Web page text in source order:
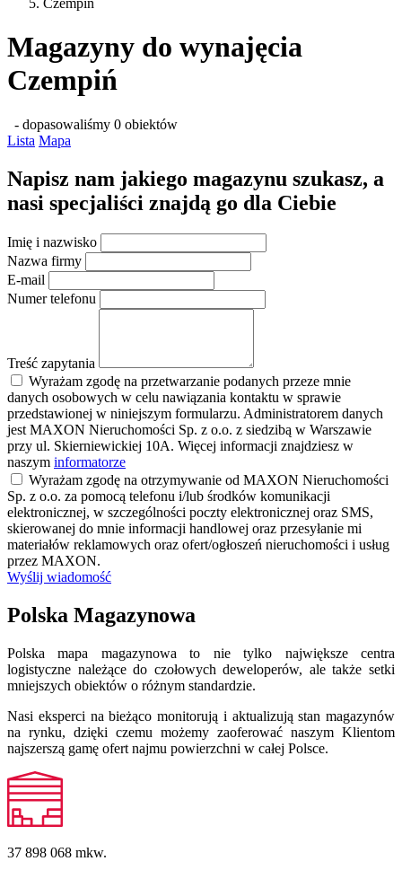
Czempiń
Magazyny do wynajęcia
Czempiń
- dopasowaliśmy 0 obiektów
Lista Mapa
Napisz nam jakiego magazynu szukasz, a
nasi specjaliści znajdą go dla Ciebie
Imię i nazwisko
Nazwa firmy
E-mail
Numer telefonu
Treść zapytania
Wyrażam zgodę na przetwarzanie podanych przeze mnie
danych osobowych w celu nawiązania kontaktu w sprawie
przedstawionej w niniejszym formularzu. Administratorem danych
jest MAXON Nieruchomości Sp. z o.o. z siedzibą w Warszawie
przy ul. Skierniewickiej 10A. Więcej informacji znajdziesz w
naszym informatorze
Wyrażam zgodę na otrzymywanie od MAXON Nieruchomości
Sp. z o.o. za pomocą telefonu i/lub środków komunikacji
elektronicznej, w szczególności poczty elektronicznej oraz SMS,
skierowanej do mnie informacji handlowej oraz przesyłanie mi
materiałów reklamowych oraz ofert/ogłoszeń nieruchomości i usług
przez MAXON.
Wyślij wiadomość
Polska Magazynowa
Polska mapa magazynowa to nie tylko największe centra
logistyczne należące do czołowych deweloperów, ale także setki
mniejszych obiektów o różnym standardzie.
Nasi eksperci na bieżąco monitorują i aktualizują stan magazynów
na rynku, dzięki czemu możemy zaoferować naszym Klientom
najszerszą gamę ofert najmu powierzchni w całej Polsce.
37 898 068 mkw.